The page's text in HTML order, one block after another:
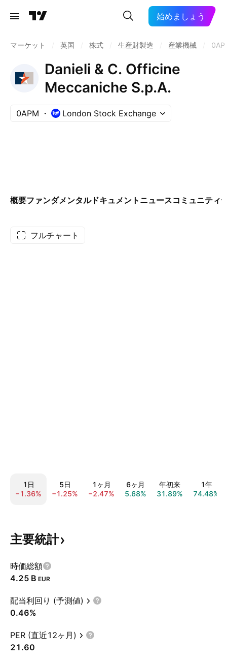
始めましょう
マーケット 英国 株式 生産財製造 産業機械
Danieli & C. Officine
Meccaniche S.p.A.
0APM London Stock Exchange
概要ファンダメンタルドキュメント ニュースコミュニティ
フルチャート
1日
−1.36%
5日
−1.25%
1ヶ月
−2.47%
6ヶ月
5.68%
年初来
31.89%
1年
74.48%
主要統計
時価総額
‪4.25 B‬ EUR
配当利回り (予測値)
0.46%
PER (直近12ヶ月)
21.60